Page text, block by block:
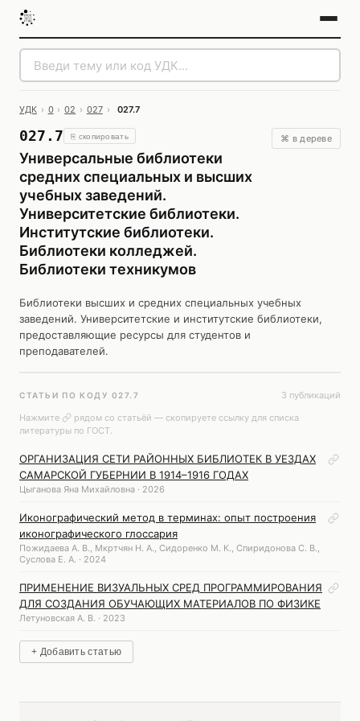
УДК › 0 › 02 › 027 › 027.7
027.7 ⎘ скопировать
Универсальные библиотеки
средних специальных и высших
учебных заведений.
Университетские библиотеки.
Институтские библиотеки.
Библиотеки колледжей.
Библиотеки техникумов
⌘ в дереве
Библиотеки высших и средних специальных учебных
заведений. Университетские и институтские библиотеки,
предоставляющие ресурсы для студентов и
преподавателей.
СТАТЬИ ПО КОДУ 027.7
3 публикаций
Нажмите
рядом со статьёй — скопируете ссылку для списка
литературы по ГОСТ.
ОРГАНИЗАЦИЯ СЕТИ РАЙОННЫХ БИБЛИОТЕК В УЕЗДАХ
САМАРСКОЙ ГУБЕРНИИ В 1914–1916 ГОДАХ
Цыганова Яна Михайловна · 2026
Иконографический метод в терминах: опыт построения
иконографического глоссария
Пожидаева А. В., Мкртчян Н. А., Сидоренко М. К., Спиридонова С. В.,
Суслова Е. А. · 2024
ПРИМЕНЕНИЕ ВИЗУАЛЬНЫХ СРЕД ПРОГРАММИРОВАНИЯ
ДЛЯ СОЗДАНИЯ ОБУЧАЮЩИХ МАТЕРИАЛОВ ПО ФИЗИКЕ
Летуновская А. В. · 2023
+ Добавить статью